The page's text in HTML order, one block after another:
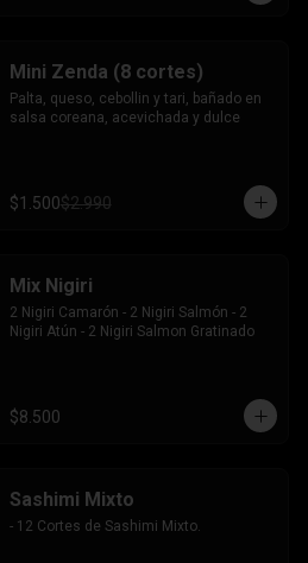
Mini Zenda (8 cortes)
Palta, queso, cebollin y tari, bañado en
salsa coreana, acevichada y dulce
$1.500$2.990
Mix Nigiri
2 Nigiri Camarón - 2 Nigiri Salmón - 2
Nigiri Atún - 2 Nigiri Salmon Gratinado
$8.500
Sashimi Mixto
- 12 Cortes de Sashimi Mixto.